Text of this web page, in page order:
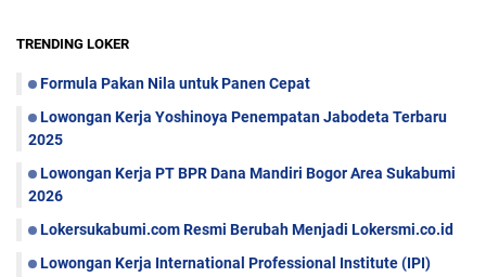
TRENDING LOKER
Formula Pakan Nila untuk Panen Cepat
Lowongan Kerja Yoshinoya Penempatan Jabodeta Terbaru
2025
Lowongan Kerja PT BPR Dana Mandiri Bogor Area Sukabumi
2026
Lokersukabumi.com Resmi Berubah Menjadi Lokersmi.co.id
Lowongan Kerja International Professional Institute (IPI)